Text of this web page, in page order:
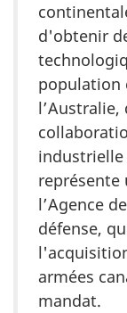
d'obtenir
population
l’Australie,
industrielle
l’Agence
défense,
armées
mandat.